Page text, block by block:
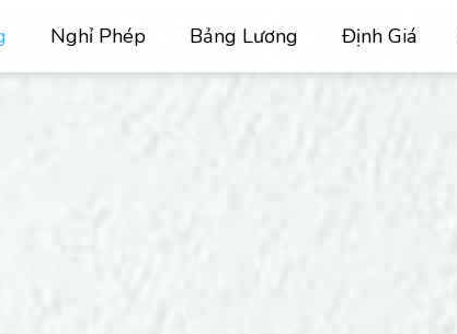
Nghỉ Phép Bảng Lương Định Giá